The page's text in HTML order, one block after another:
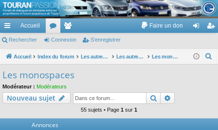
TouranPassion
Le forum des propriétaires ou futurs acquéreurs du Volkswagen Touran
cc
ès
pi
de
Accueil
or
u
e
m
Faire un don
ne nr
Rechercher Connexion S’enregistrer
Accueil Index du forum Les autres voitures et ce qui touche à la voiture Les autres modèles hors VW : concessions, modèles, achat, prix et remise ... Les monospaces
c
Les monospaces
Modérateur : Modérateurs
Nouveau sujet Rechercher
55 sujets • Page 1 sur 1
Annonces